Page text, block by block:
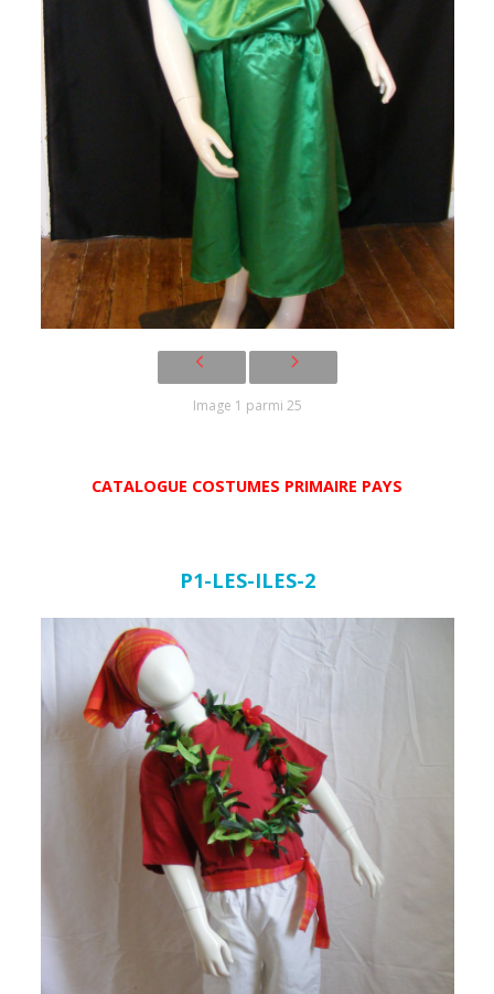
Image 1 parmi 25
CATALOGUE COSTUMES PRIMAIRE PAYS
P1-LES-ILES-2